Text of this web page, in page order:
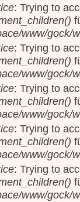
: Trying to
www/gock/
: Trying to
www/gock/
: Trying to
www/gock/
: Trying to
www/gock/
: Trying to
www/gock/